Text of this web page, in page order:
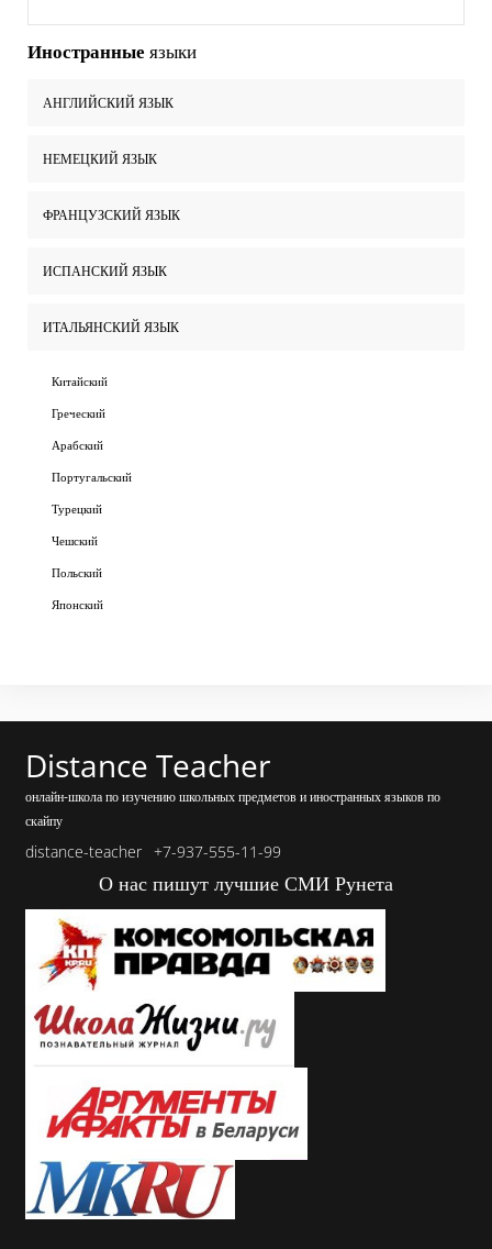
Иностранные языки
АНГЛИЙСКИЙ ЯЗЫК
НЕМЕЦКИЙ ЯЗЫК
ФРАНЦУЗСКИЙ ЯЗЫК
ИСПАНСКИЙ ЯЗЫК
ИТАЛЬЯНСКИЙ ЯЗЫК
Китайский
Греческий
Арабский
Португальский
Турецкий
Чешский
Польский
Японский
Distance Teacher
онлайн-школа по изучению школьных предметов и иностранных языков по
скайпу
distance-teacher +7-937-555-11-99
О нас пишут лучшие СМИ Рунета